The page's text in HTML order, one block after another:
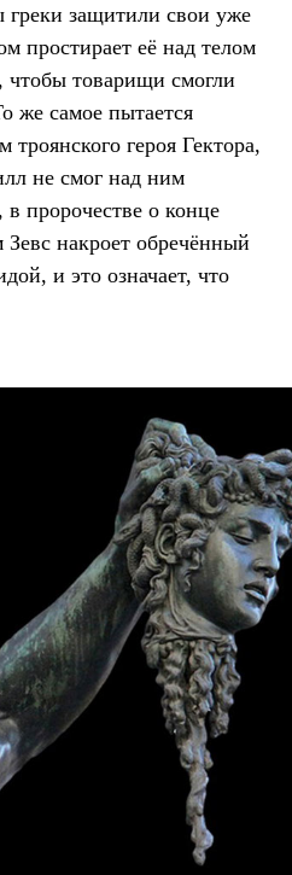
защитили свои уже
простирает её над телом
чтобы товарищи смогли
же самое пытается
троянского героя Гектора,
не смог над ним
в пророчестве о конце
Зевс накроет обречённый
и это означает, что